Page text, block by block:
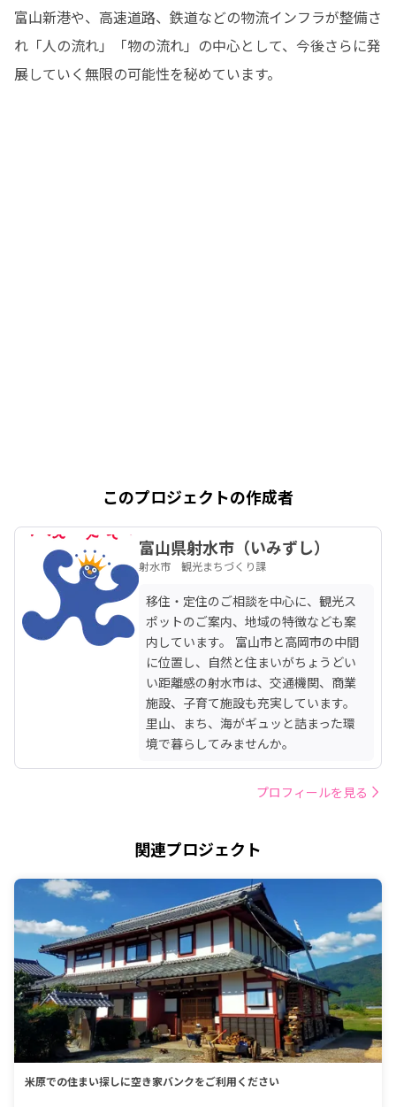
富山新港や、高速道路、鉄道などの物流インフラが整備さ
れ「人の流れ」「物の流れ」の中心として、今後さらに発
展していく無限の可能性を秘めています。
このプロジェクトの作成者
富山県射水市（いみずし）
射水市 観光まちづくり課
移住・定住のご相談を中心に、観光ス
ポットのご案内、地域の特徴なども案
内しています。 富山市と高岡市の中間
に位置し、自然と住まいがちょうどい
い距離感の射水市は、交通機関、商業
施設、子育て施設も充実しています。
里山、まち、海がギュッと詰まった環
境で暮らしてみませんか。
プロフィールを見る
関連プロジェクト
米原での住まい探しに空き家バンクをご利用ください